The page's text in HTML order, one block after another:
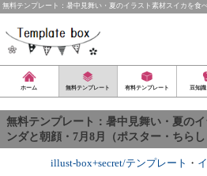
無料テンプレート：暑中見舞い・夏のイラスト素材スイカを
ホーム 無料テンプレート 有料テンプレート 豆知識
無料テンプレート：暑中見舞い・夏の
ンダと朝顔・7月8月（ポスター・ちらし
illust-box+secret/テンプレート ・